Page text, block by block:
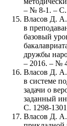
– № 8-1. – С.
Власов Д.
в
базовый
дружбы
– 2016. – №
Власов Д.
в системе
задачи о
заданный
С. 1298-
Власов Д.